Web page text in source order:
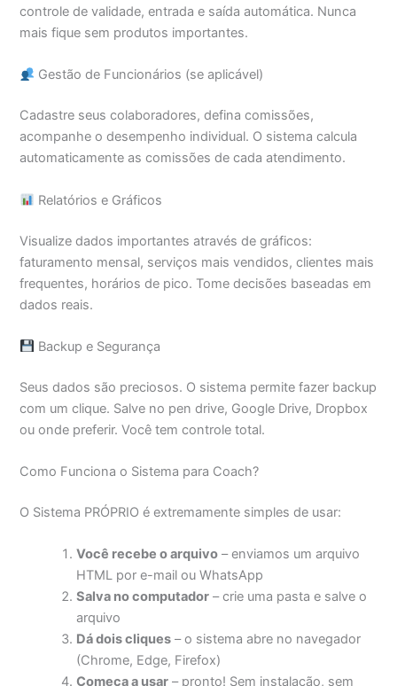
controle de validade, entrada e saída automática. Nunca
mais fique sem produtos importantes.
Gestão de Funcionários (se aplicável)
Cadastre seus colaboradores, defina comissões,
acompanhe o desempenho individual. O sistema calcula
automaticamente as comissões de cada atendimento.
Relatórios e Gráficos
Visualize dados importantes através de gráficos:
faturamento mensal, serviços mais vendidos, clientes mais
frequentes, horários de pico. Tome decisões baseadas em
dados reais.
Backup e Segurança
Seus dados são preciosos. O sistema permite fazer backup
com um clique. Salve no pen drive, Google Drive, Dropbox
ou onde preferir. Você tem controle total.
Como Funciona o Sistema para Coach?
O Sistema PRÓPRIO é extremamente simples de usar:
Você recebe o arquivo – enviamos um arquivo
HTML por e-mail ou WhatsApp
Salva no computador – crie uma pasta e salve o
arquivo
Dá dois cliques – o sistema abre no navegador
(Chrome, Edge, Firefox)
Começa a usar – pronto! Sem instalação, sem